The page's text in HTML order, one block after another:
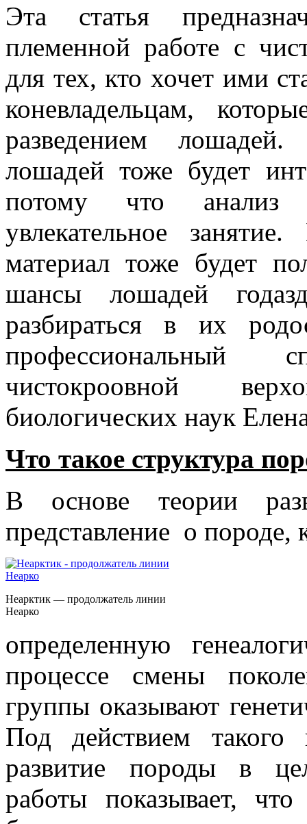
Эта статья
племенной работе с
для тех, кто хочет ими
коневладельцам,
разведением
лошадей тоже будет
потому что анализ
увлекательное
материал тоже будет
шансы лошадей
разбираться в их
профессиональный
чистокроовной
биологических наук
Что такое структура
В основе теории
представление о
Неарктик — продолжатель линии
Неарко
определенную
процессе смены
группы оказывают
Под действием такого
развитие породы в
работы показывает,